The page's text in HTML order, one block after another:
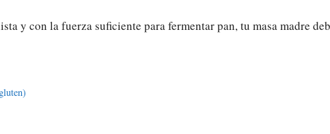
y con la fuerza suficiente para fermentar pan, tu masa madre